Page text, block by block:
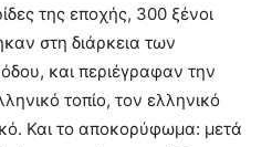
της εποχής, 300 ξένοι
στη διάρκεια των
και περιέγραφαν την
τοπίο, τον ελληνικό
Και το αποκορύφωμα: μετά